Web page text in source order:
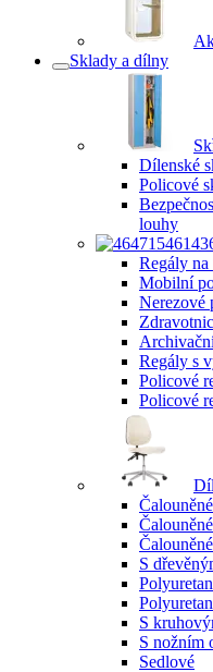
Sklady a dílny
Dílenské
Policové
louhy
Regály
Mobilní
Nerezové
Regály s
Policové
Policové
S
S
S nožním
Sedlové